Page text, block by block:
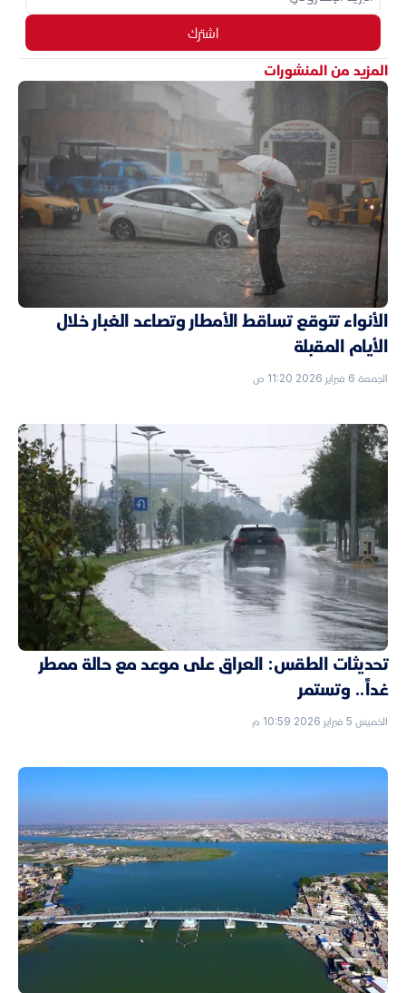
اشترك
المزيد من المنشورات
الأنواء تتوقع تساقط الأمطار وتصاعد الغبار خلال
الأيام المقبلة
الجمعة 6 فبراير 2026 11:20 ص
تحديثات الطقس: العراق على موعد مع حالة ممطر
غداً.. وتستمر
الخميس 5 فبراير 2026 10:59 م